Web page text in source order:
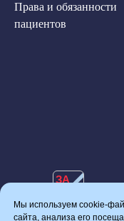
Мы используем cookie-
сайта, анализа его
Права и обязанности
пациентов
ЗА
ПОЛИТИКА